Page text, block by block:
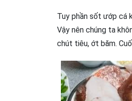
Tuy phần sốt ướp cá
Vậy nên chúng ta
chút tiêu, ớt băm.